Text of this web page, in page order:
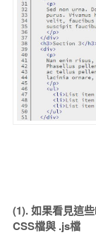
(1). 如果看見這
CSS檔與 .js檔